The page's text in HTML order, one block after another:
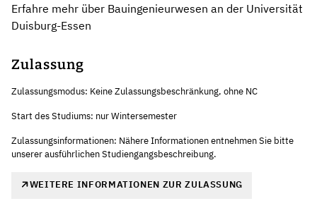
Erfahre mehr über Bauingenieurwesen an der Universität
Duisburg-Essen
Zulassung
Zulassungsmodus: Keine Zulassungsbeschränkung, ohne NC
Start des Studiums: nur Wintersemester
Zulassungsinformationen: Nähere Informationen entnehmen Sie bitte
unserer ausführlichen Studiengangsbeschreibung.
WEITERE INFORMATIONEN ZUR ZULASSUNG